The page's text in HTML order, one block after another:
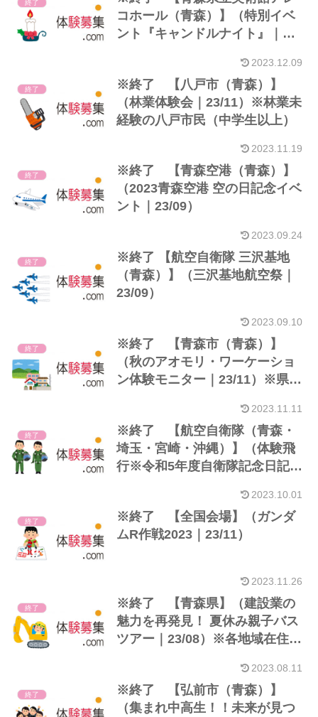
終了
コホール（青森）】（特別イベ
ント『キャンドルナイト』｜
2023.12.09
終了
※終了 【八戸市（青森）】
（林業体験会｜23/11）※林業未
経験の八戸市民（中学生以上）
2023.11.19
終了
※終了 【青森空港（青森）】
（2023青森空港 空の日記念イベ
ント｜23/09）
2023.09.24
終了
※終了 【航空自衛隊 三沢基地
（青森）】（三沢基地航空祭｜
23/09）
2023.09.10
終了
※終了 【青森市（青森）】
（秋のアオモリ・ワーケーショ
ン体験モニター｜23/11）※県外
2023.11.11
終了
※終了 【航空自衛隊（青森・
埼玉・宮崎・沖縄）】（体験飛
行※令和5年度自衛隊記念日記念
2023.10.01
終了
※終了 【全国会場】（ガンダ
ムR作戦2023｜23/11）
2023.11.26
終了
※終了 【青森県】（建設業の
魅力を再発見！ 夏休み親子バス
ツアー｜23/08）※各地域在住小
2023.08.11
終了
※終了 【弘前市（青森）】
（集まれ中高生！！未来が見つ